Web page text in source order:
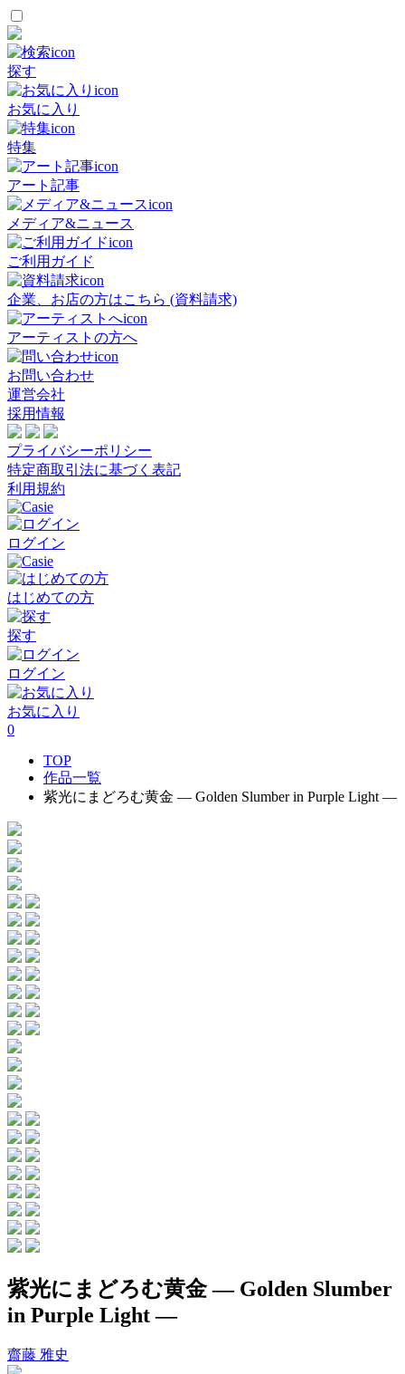
探す
お気に入り
特集
アート記事
メディア&ニュース
ご利用ガイド
企業、お店の方はこちら (資料請求)
アーティストの方へ
お問い合わせ
運営会社
採用情報
プライバシーポリシー
特定商取引法に基づく表記
利用規約
ログイン
はじめての方
探す
ログイン
お気に入り
0
TOP
作品一覧
紫光にまどろむ黄金 ― Golden Slumber in Purple Light ―
紫光にまどろむ黄金 ― Golden Slumber
in Purple Light ―
齋藤 雅史